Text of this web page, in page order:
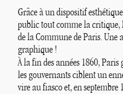
Grâce à un dispositif
public tout comme la critique,
de la Commune de Paris. Une
graphique !
À la fin des années 1860,
les gouvernants ciblent un
vire au fiasco et, en septembre